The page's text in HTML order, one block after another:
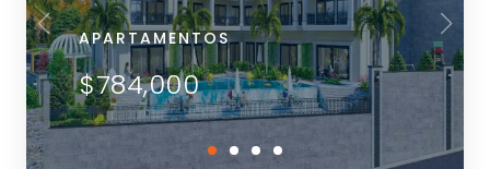
APARTAMENTOS
$784,000